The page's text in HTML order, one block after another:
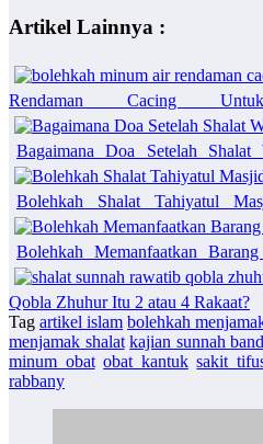
Artikel Lainnya :
Rendaman Cacing
Bagaimana Doa Setelah
Bolehkah Shalat Tahiyatul
Bolehkah Memanfaatkan
Qobla Zhuhur Itu 2 atau 4 Rakaat?
Tag artikel islam bolehkah
menjamak shalat kajian sunnah
minum obat obat kantuk sakit
rabbany